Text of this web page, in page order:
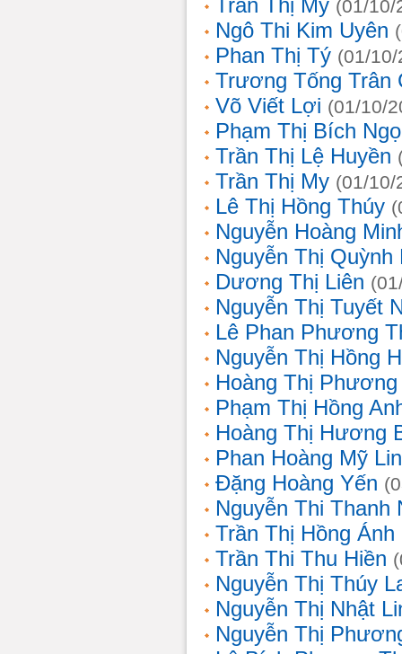
Trần Thị My (01/10/
Ngô Thi Kim Uyên
Phan Thị Tý (01/
Trương Tống Trân
Võ Viết Lợi (01/10/
Phạm Thị Bích
Trần Thị Lệ Huyền
Trần Thị My (01/10/
Lê Thị Hồng Thúy
Nguyễn Hoàng
Nguyễn Thị Quỳnh
Dương Thị Liên
Nguyễn Thị Tuyết
Lê Phan Phương
Nguyễn Thị Hồng
Hoàng Thị Phương
Phạm Thị Hồng
Hoàng Thị Hương
Phan Hoàng Mỹ
Đặng Hoàng Yến
Nguyễn Thi Thanh
Trần Thị Hồng Ánh
Trần Thi Thu Hiền
Nguyễn Thị Thúy
Nguyễn Thị Nhật
Nguyễn Thị